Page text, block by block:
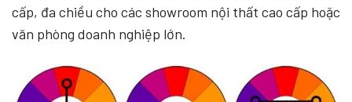
cấp, đa chiều cho các showroom nội thất cao cấp hoặc
văn phòng doanh nghiệp lớn.